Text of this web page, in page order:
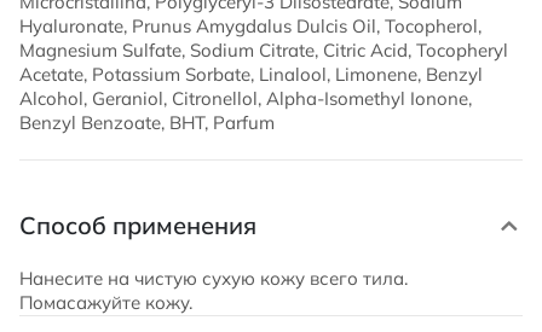
Hyaluronate, Prunus Amygdalus Dulcis Oil, Tocopherol,
Magnesium Sulfate, Sodium Citrate, Citric Acid, Tocopheryl
Acetate, Potassium Sorbate, Linalool, Limonene, Benzyl
Alcohol, Geraniol, Citronellol, Alpha-Isomethyl Ionone,
Benzyl Benzoate, BHT, Parfum
Способ применения
Нанесите на чистую сухую кожу всего тила.
Помасажуйте кожу.